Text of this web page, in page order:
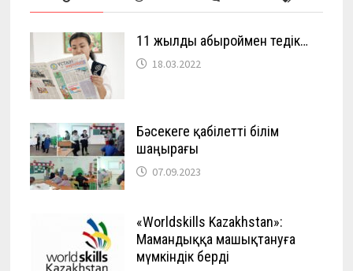
11 жылды абыроймен өтедік…
18.03.2022
Бәсекеге қабілетті білім
шаңырағы
07.09.2023
«Worldskills Kazakhstan»:
Мамандыққа машықтануға
мүмкіндік берді